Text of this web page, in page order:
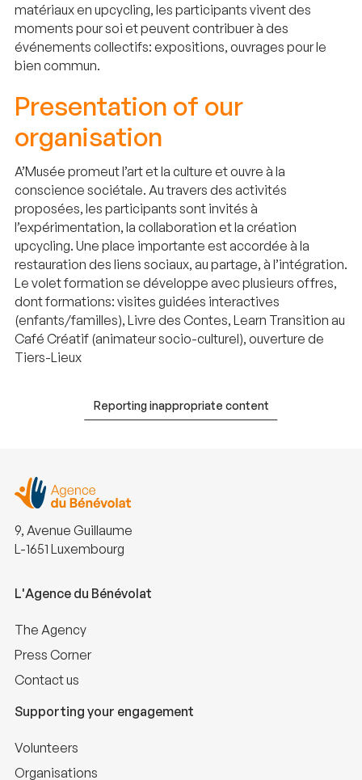
matériaux en upcycling, les participants vivent des
moments pour soi et peuvent contribuer à des
événements collectifs: expositions, ouvrages pour le
bien commun.
Presentation of our
organisation
A’Musée promeut l’art et la culture et ouvre à la
conscience sociétale. Au travers des activités
proposées, les participants sont invités à
l’expérimentation, la collaboration et la création
upcycling. Une place importante est accordée à la
restauration des liens sociaux, au partage, à l’intégration.
Le volet formation se développe avec plusieurs offres,
dont formations: visites guidées interactives
(enfants/familles), Livre des Contes, Learn Transition au
Café Créatif (animateur socio-culturel), ouverture de
Tiers-Lieux
Reporting inappropriate content
9, Avenue Guillaume
L-1651 Luxembourg
L'Agence du Bénévolat
The Agency
Press Corner
Contact us
Supporting your engagement
Volunteers
Organisations